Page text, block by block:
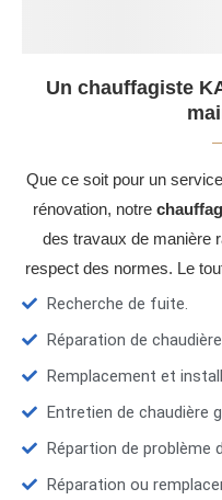
Un chauffagiste
Que ce soit pour un
rénovation, notre
des travaux de manière
respect des normes. Le
Recherche de fuite.
Réparation de
Remplacement et
Entretien de chaudière
Répartion de problème
Réparation ou